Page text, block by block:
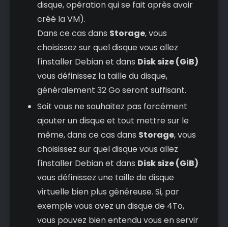
disque, opération qui se fait après avoir
créé la VM).
Dans ce cas dans Storage, vous
choisissez sur quel disque vous allez
l'installer Debian et dans Disk size (GiB)
vous définissez la taille du disque,
généralement 32 Go seront suffisant.
Soit vous ne souhaitez pas forcément
ajouter un disque et tout mettre sur le
même, dans ce cas dans Storage, vous
choisissez sur quel disque vous allez
l'installer Debian et dans Disk size (GiB)
vous définissez une taille de disque
virtuelle bien plus généreuse. Si, par
exemple vous avez un disque de 4To,
vous pouvez bien entendu vous en servir